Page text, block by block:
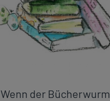
Wenn der Bücherwurm